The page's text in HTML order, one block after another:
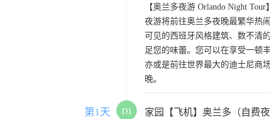
【奥兰多夜游 Orlando Night Tour
夜游将前往奥兰多夜晚最繁华热
可见的西班牙风格建筑、数不清
足您的味蕾。您可以在享受一顿
亦或是前往世界最大的迪士尼商
晚。
第1天 D1 家园【飞机】奥兰多（自费